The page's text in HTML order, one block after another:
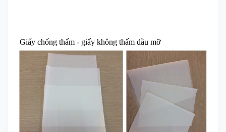
Giấy chống thấm - giấy không thấm dầu mỡ